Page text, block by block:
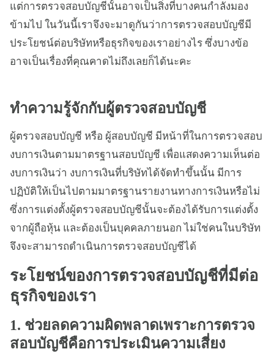
แต่การตรวจสอบบัญชีนั้นอาจเป็นสิ่งที่บางคนกำลังมอง
ข้ามไป ในวันนี้เราจึงจะมาดูกันว่าการตรวจสอบบัญชีมี
ประโยชน์ต่อบริษัทหรือธุรกิจของเราอย่างไร ซึ่งบางข้อ
อาจเป็นเรื่องที่คุณคาดไม่ถึงเลยก็ได้นะคะ
ทำความรู้จักกับผู้ตรวจสอบบัญชี
ผู้ตรวจสอบบัญชี หรือ ผู้สอบบัญชี มีหน้าที่ในการตรวจสอบ
งบการเงินตามมาตรฐานสอบบัญชี เพื่อแสดงความเห็นต่อ
งบการเงินว่า งบการเงินที่บริษัทได้จัดทำขึ้นนั้น มีการ
ปฏิบัติให้เป็นไปตามมาตรฐานรายงานทางการเงินหรือไม่
ซึ่งการแต่งตั้งผู้ตรวจสอบบัญชีนั้นจะต้องได้รับการแต่งตั้ง
จากผู้ถือหุ้น และต้องเป็นบุคคลภายนอก ไม่ใช่คนในบริษัท
จึงจะสามารถดำเนินการตรวจสอบบัญชีได้
ระโยชน์ของการตรวจสอบบัญชีที่มีต่อ
ธุรกิจของเรา
1. ช่วยลดความผิดพลาดเพราะการตรวจ
สอบบัญชีคือการประเมินความเสี่ยง